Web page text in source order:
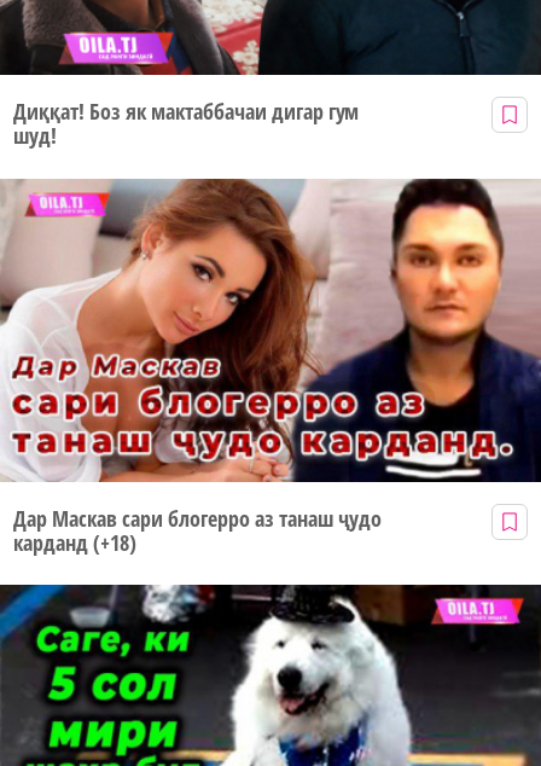
Диққат! Боз як мактаббачаи дигар гум
шуд!
Дар Маскав сари блогерро аз танаш ҷудо
карданд (+18)